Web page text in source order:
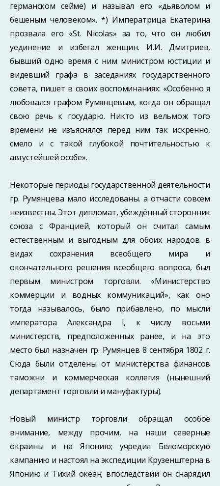
германском сейме) и называл его «дьяволом и
бешеным человеком». *) Императрица Екатерина
прозвала его «St. Nicolas» за то, что он любил
уединение и избегал женщин. И.И. Дмитриев,
бывший одно время с ним министром юстиции и
видевший графа в заседаниях государственного
совета, пишет в своих воспоминаниях: «Особенно я
любовался графом Румянцевым, когда он обращал
свою речь к государю. Никто из вельмож того
времени не изъяснялся перед ним так искренно,
смело и с такой глубокой почтительностью к
августейшей особе».
Некоторые периоды государственной деятельности
гр. Румянцева мало исследованы. а отчасти совсем
неизвестны. Этот дипломат, убеждённый сторонник
союза с Францией, который он считал самым
естественным и выгодным для обоих народов. в
видах сохранения всеобщего мира и
окончательного решения всеобщего вопроса, был
первым министром торговли. «Министерство
коммерции и водных коммуникаций», как оно
тогда называлось, было прибавлено, по мысли
императора Александра I, к числу восьми
министерств, предположенных ранее, и на это
место был назначен гр. Румянцев 8 сентября 1802 г.
Сюда были отделены от министерства финансов
таможни и коммерческая коллегия (нынешний
департамент торговли и мануфактуры).
Новый министр торговли обращал особое
внимание, между прочим, на наши северные
окраины и на Японию; учредил Беломорскую
кампанию и настоял на экспедиции Крузенштерна в
Японию и Тихий океан; впоследствии он снарядил